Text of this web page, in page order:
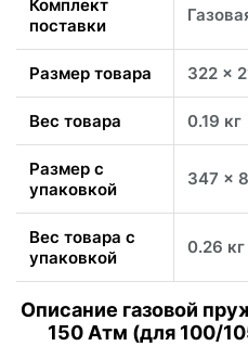
Комплект
поставки
Размер товара 322 x
Вес товара 0.19 кг
Размер с
упаковкой
347 x
Вес товара с
упаковкой
0.26 кг
Описание газовой
150 Атм (для 100/